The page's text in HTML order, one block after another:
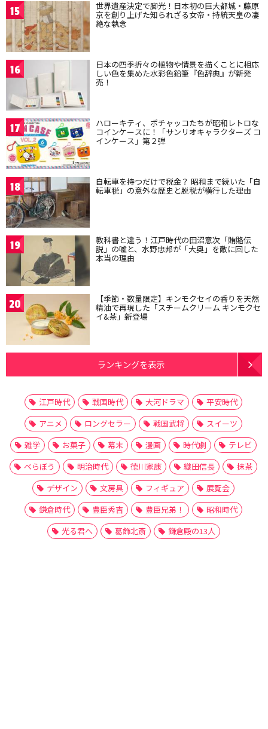
15 世界遺産決定で脚光！日本初の巨大都城・藤原
京を創り上げた知られざる女帝・持統天皇の凄
絶な執念
16 日本の四季折々の植物や情景を描くことに相応
しい色を集めた水彩色鉛筆『色辞典』が新発
売！
17 ハローキティ、ポチャッコたちが昭和レトロな
コインケースに！「サンリオキャラクターズ コ
インケース」第２弾
18 自転車を持つだけで税金？ 昭和まで続いた「自
転車税」の意外な歴史と脱税が横行した理由
19 教科書と違う！江戸時代の田沼意次「賄賂伝
説」の嘘と、水野忠邦が「大奥」を敵に回した
本当の理由
20 【季節・数量限定】キンモクセイの香りを天然
精油で再現した「スチームクリーム キンモクセ
イ&茶」新登場
ランキングを表示
江戸時代 戦国時代 大河ドラマ
平安時代
アニメ
ロングセラー 戦国武将
スイーツ
雑学
お菓子 幕末 漫画 時代劇
テレビ
べらぼう
明治時代 徳川家康 織田信長
抹茶
デザイン
文房具 フィギュア
展覧会
鎌倉時代
豊臣秀吉 豊臣兄弟！
昭和時代
光る君へ
葛飾北斎 鎌倉殿の13人